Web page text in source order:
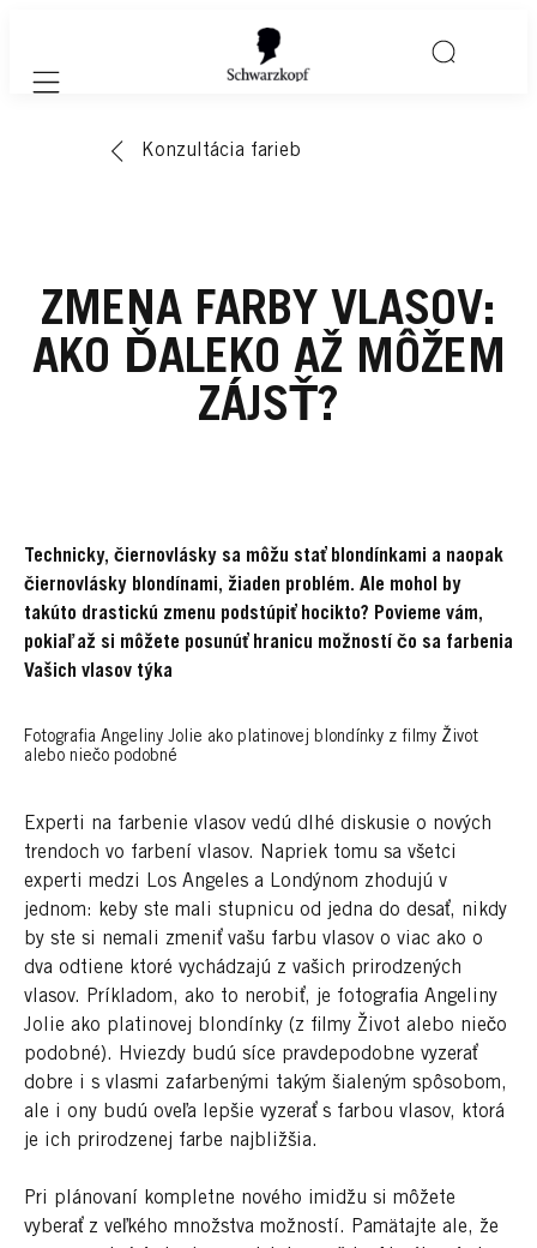
Mobile navigation
Konzultácia farieb
ZMENA FARBY VLASOV:
AKO ĎALEKO AŽ MÔŽEM
ZÁJSŤ?
Technicky, čiernovlásky sa môžu stať blondínkami a naopak
čiernovlásky blondínami, žiaden problém. Ale mohol by
takúto drastickú zmenu podstúpiť hocikto? Povieme vám,
pokiaľ až si môžete posunúť hranicu možností čo sa farbenia
Vašich vlasov týka
Fotografia Angeliny Jolie ako platinovej blondínky z filmy Život
alebo niečo podobné
Experti na farbenie vlasov vedú dlhé diskusie o nových
trendoch vo farbení vlasov. Napriek tomu sa všetci
experti medzi Los Angeles a Londýnom zhodujú v
jednom: keby ste mali stupnicu od jedna do desať, nikdy
by ste si nemali zmeniť vašu farbu vlasov o viac ako o
dva odtiene ktoré vychádzajú z vašich prirodzených
vlasov. Príkladom, ako to nerobiť, je fotografia Angeliny
Jolie ako platinovej blondínky (z filmy Život alebo niečo
podobné). Hviezdy budú síce pravdepodobne vyzerať
dobre i s vlasmi zafarbenými takým šialeným spôsobom,
ale i ony budú oveľa lepšie vyzerať s farbou vlasov, ktorá
je ich prirodzenej farbe najbližšia.
Pri plánovaní kompletne nového imidžu si môžete
vyberať z veľkého množstva možností. Pamätajte ale, že